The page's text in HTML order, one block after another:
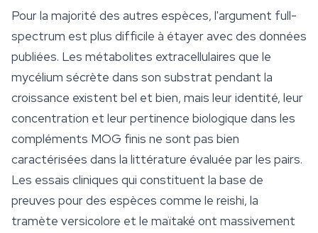
Pour la majorité des autres espèces, l'argument full-
spectrum est plus difficile à étayer avec des données
publiées. Les métabolites extracellulaires que le
mycélium sécrète dans son substrat pendant la
croissance existent bel et bien, mais leur identité, leur
concentration et leur pertinence biologique dans les
compléments MOG finis ne sont pas bien
caractérisées dans la littérature évaluée par les pairs.
Les essais cliniques qui constituent la base de
preuves pour des espèces comme le reishi, la
tramète versicolore et le maïtaké ont massivement